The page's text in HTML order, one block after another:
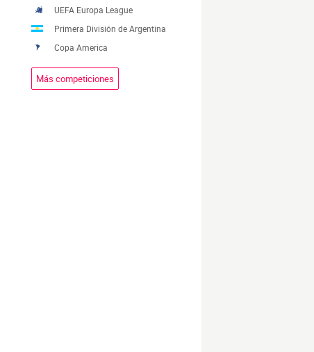
UEFA Europa League
Primera División de Argentina
Copa America
Más competiciones